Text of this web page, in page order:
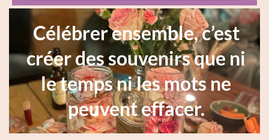
Célébrer ensemble, c’est
créer des souvenirs que ni
le temps ni les mots ne
peuvent effacer.